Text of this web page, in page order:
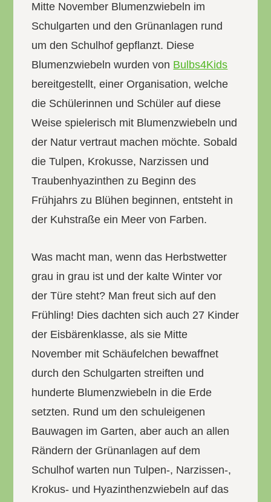
Mitte November Blumenzwiebeln im
Schulgarten und den Grünanlagen rund
um den Schulhof gepflanzt. Diese
Blumenzwiebeln wurden von Bulbs4Kids
bereitgestellt, einer Organisation, welche
die Schülerinnen und Schüler auf diese
Weise spielerisch mit Blumenzwiebeln und
der Natur vertraut machen möchte. Sobald
die Tulpen, Krokusse, Narzissen und
Traubenhyazinthen zu Beginn des
Frühjahrs zu Blühen beginnen, entsteht in
der Kuhstraße ein Meer von Farben.
Was macht man, wenn das Herbstwetter
grau in grau ist und der kalte Winter vor
der Türe steht? Man freut sich auf den
Frühling! Dies dachten sich auch 27 Kinder
der Eisbärenklasse, als sie Mitte
November mit Schäufelchen bewaffnet
durch den Schulgarten streiften und
hunderte Blumenzwiebeln in die Erde
setzten. Rund um den schuleigenen
Bauwagen im Garten, aber auch an allen
Rändern der Grünanlagen auf dem
Schulhof warten nun Tulpen-, Narzissen-,
Krokus- und Hyazinthenzwiebeln auf das